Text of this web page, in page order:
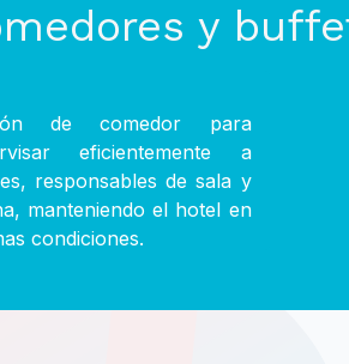
y
de comedor para
eficientemente a
responsables de sala y
manteniendo el hotel en
condiciones.